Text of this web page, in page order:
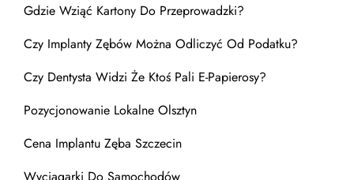
Gdzie Wziąć Kartony Do Przeprowadzki?
Czy Implanty Zębów Można Odliczyć Od Podatku?
Czy Dentysta Widzi Że Ktoś Pali E-Papierosy?
Pozycjonowanie Lokalne Olsztyn
Cena Implantu Zęba Szczecin